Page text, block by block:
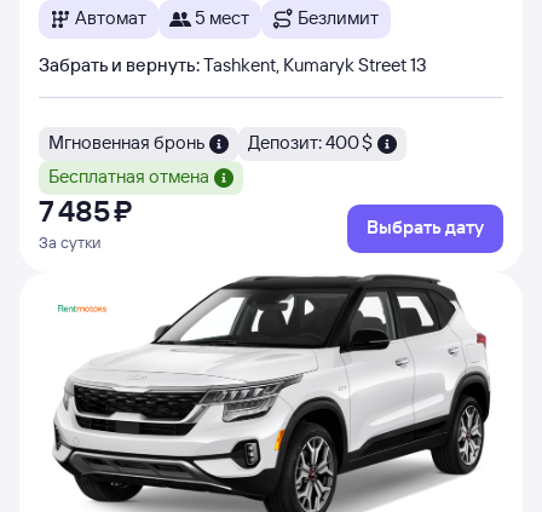
Автомат 5 мест Безлимит
Забрать и вернуть:Tashkent, Kumaryk Street 13
Мгновенная бронь
Депозит: 400 $
Бесплатная отмена
7 ⁠485 ⁠₽
За сутки
Выбрать дату